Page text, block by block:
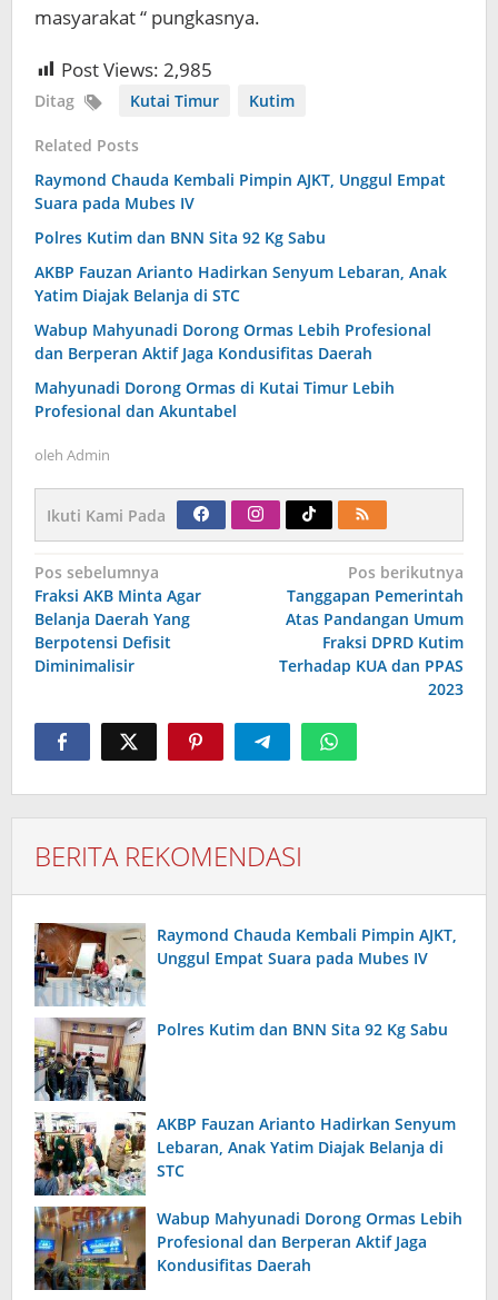
masyarakat “ pungkasnya.
Post Views: 2,985
Ditag Kutai Timur Kutim
Related Posts
Raymond Chauda Kembali Pimpin AJKT, Unggul Empat
Suara pada Mubes IV
Polres Kutim dan BNN Sita 92 Kg Sabu
AKBP Fauzan Arianto Hadirkan Senyum Lebaran, Anak
Yatim Diajak Belanja di STC
Wabup Mahyunadi Dorong Ormas Lebih Profesional
dan Berperan Aktif Jaga Kondusifitas Daerah
Mahyunadi Dorong Ormas di Kutai Timur Lebih
Profesional dan Akuntabel
oleh Admin
Ikuti Kami Pada
Navigasi
pos
Pos sebelumnya
Fraksi AKB Minta Agar
Belanja Daerah Yang
Berpotensi Defisit
Diminimalisir
Pos berikutnya
Tanggapan Pemerintah
Atas Pandangan Umum
Fraksi DPRD Kutim
Terhadap KUA dan PPAS
2023
BERITA REKOMENDASI
Raymond Chauda Kembali Pimpin AJKT,
Unggul Empat Suara pada Mubes IV
Polres Kutim dan BNN Sita 92 Kg Sabu
AKBP Fauzan Arianto Hadirkan Senyum
Lebaran, Anak Yatim Diajak Belanja di
STC
Wabup Mahyunadi Dorong Ormas Lebih
Profesional dan Berperan Aktif Jaga
Kondusifitas Daerah